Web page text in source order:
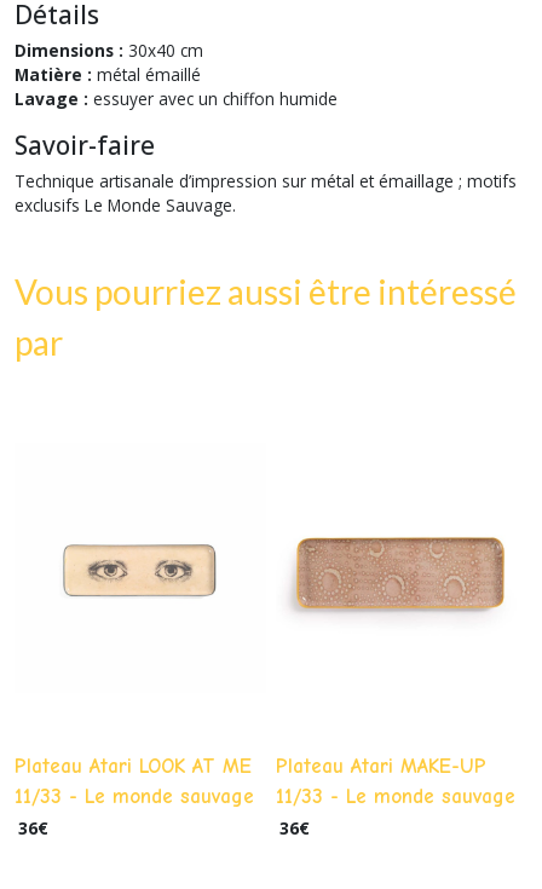
Détails
Dimensions : 30x40 cm
Matière : métal émaillé
Lavage : essuyer avec un chiffon humide
Savoir-faire
Technique artisanale d’impression sur métal et émaillage ; motifs
exclusifs Le Monde Sauvage.
Vous pourriez aussi être intéressé
par
Plateau Atari LOOK AT ME
11/33 - Le monde sauvage
36€
Plateau Atari MAKE-UP
11/33 - Le monde sauvage
36€